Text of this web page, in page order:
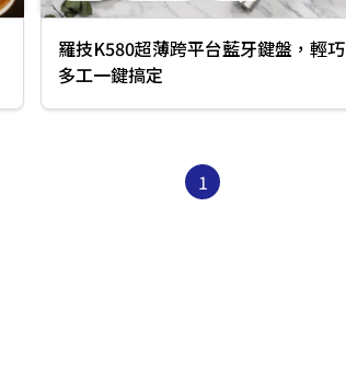
羅技K580超薄跨平台藍牙鍵盤，輕巧
多工一鍵搞定
1